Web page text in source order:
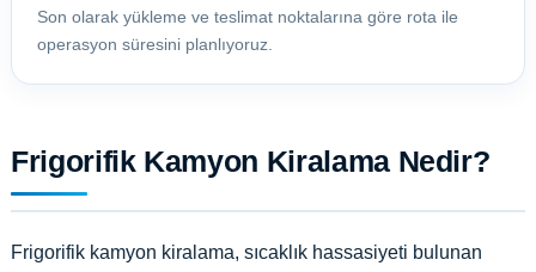
Son olarak yükleme ve teslimat noktalarına göre rota ile
operasyon süresini planlıyoruz.
Frigorifik Kamyon Kiralama Nedir?
Frigorifik kamyon kiralama, sıcaklık hassasiyeti bulunan